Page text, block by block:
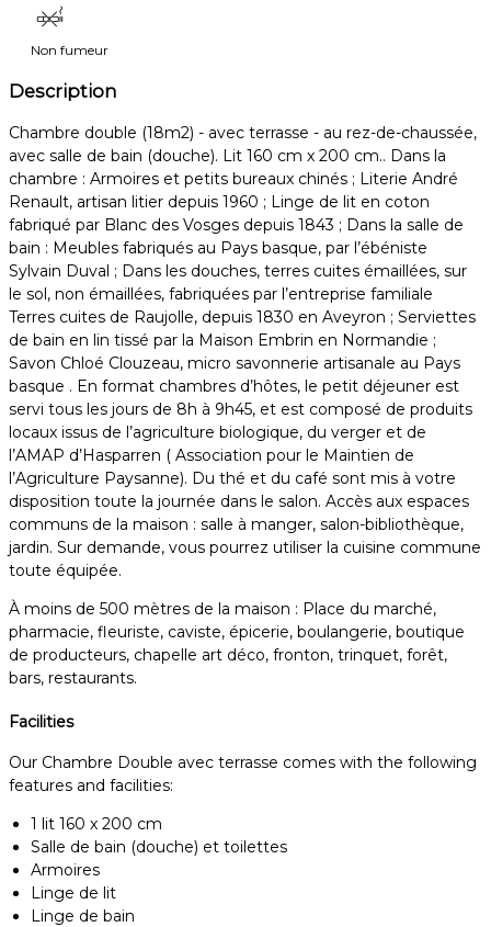
Non fumeur
Description
Chambre double (18m2) - avec terrasse - au rez-de-chaussée,
avec salle de bain (douche). Lit 160 cm x 200 cm.. Dans la
chambre : Armoires et petits bureaux chinés ; Literie André
Renault, artisan litier depuis 1960 ; Linge de lit en coton
fabriqué par Blanc des Vosges depuis 1843 ; Dans la salle de
bain : Meubles fabriqués au Pays basque, par l’ébéniste
Sylvain Duval ; Dans les douches, terres cuites émaillées, sur
le sol, non émaillées, fabriquées par l’entreprise familiale
Terres cuites de Raujolle, depuis 1830 en Aveyron ; Serviettes
de bain en lin tissé par la Maison Embrin en Normandie ;
Savon Chloé Clouzeau, micro savonnerie artisanale au Pays
basque . En format chambres d’hôtes, le petit déjeuner est
servi tous les jours de 8h à 9h45, et est composé de produits
locaux issus de l’agriculture biologique, du verger et de
l’AMAP d’Hasparren ( Association pour le Maintien de
l’Agriculture Paysanne). Du thé et du café sont mis à votre
disposition toute la journée dans le salon. Accès aux espaces
communs de la maison : salle à manger, salon-bibliothèque,
jardin. Sur demande, vous pourrez utiliser la cuisine commune
toute équipée.
À moins de 500 mètres de la maison : Place du marché,
pharmacie, fleuriste, caviste, épicerie, boulangerie, boutique
de producteurs, chapelle art déco, fronton, trinquet, forêt,
bars, restaurants.
Facilities
Our Chambre Double avec terrasse comes with the following
features and facilities:
1 lit 160 x 200 cm
Salle de bain (douche) et toilettes
Armoires
Linge de lit
Linge de bain